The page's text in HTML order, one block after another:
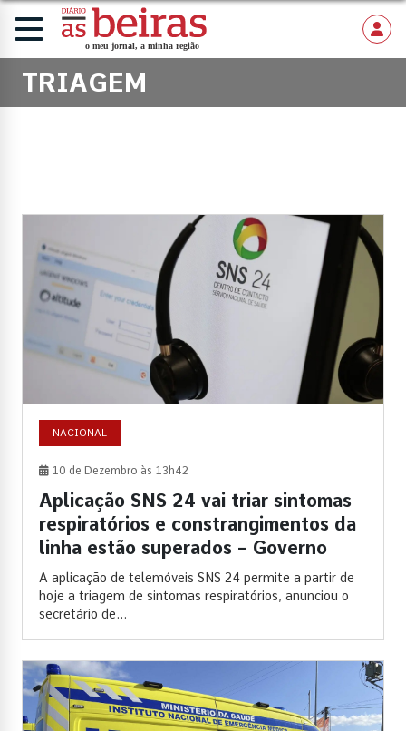
TRIAGEM
NACIONAL
10 de Dezembro às 13h42
Aplicação SNS 24 vai triar sintomas
respiratórios e constrangimentos da
linha estão superados – Governo
A aplicação de telemóveis SNS 24 permite a partir de
hoje a triagem de sintomas respiratórios, anunciou o
secretário de...